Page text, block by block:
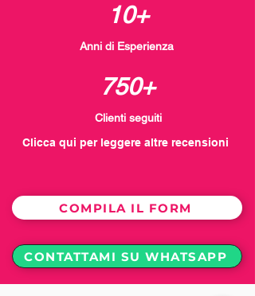
10+
Anni di Esperienza
750+
Clienti seguiti
Clicca qui per leggere altre recensioni
COMPILA IL FORM
CONTATTAMI SU WHATSAPP